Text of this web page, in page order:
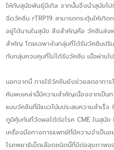
ให้กับสุนัขพันธุ์บีเกิล จากนั้นจึงนำสุนัขไ
ฉีดวัคซีน rTRP19 สามารถกระตุ้นให้เกิ
อยู่ได้นานในสุนัข สิ่งสำคัญคือ วัคซีนส่ง
สำคัญ โดยเฉพาะในกลุ่มที่ได้รับวัคซีนป
กับกลุ่มควบคุมที่ไม่ได้รับวัคซีน เมื่อผ่านไ
นอกจากนี้ การใช้วัคซีนยังช่วยลดอาการ
ค้นพบเหล่านี้มีความสำคัญเนื่องจากเป็น
แบบวัคซีนที่มีแนวโน้มประสบความสำเร็
ภูมิคุ้มกันที่วัดผลได้ต่อโรค CME ในสุนั
เครื่องมือทางการแพทย์ที่มีความจำเป็น
โรคพยาธิเม็ดเลือดชนิดนี้ที่มีต่อสุขภาพข